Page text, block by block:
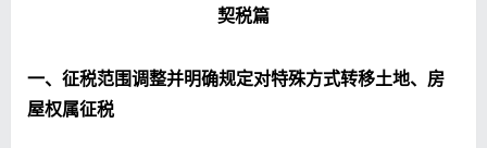
契税篇
一、征税范围调整并明确规定对特殊方式转移土地、房
屋权属征税